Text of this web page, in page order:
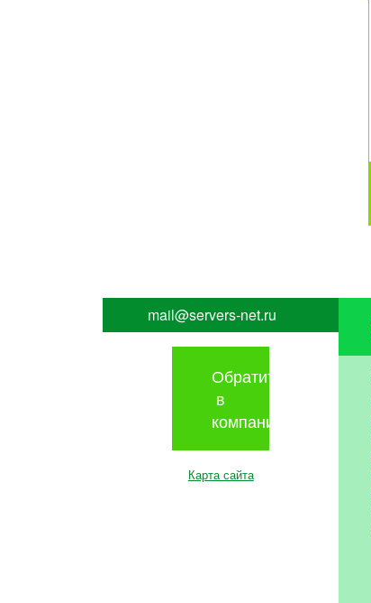
mail@servers-net.ru
Обратиться
в
компанию
Карта сайта